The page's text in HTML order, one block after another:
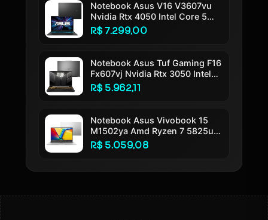
Notebook Asus V16 V3607vu
Nvidia Rtx 4050 Intel Core 5
210h 16gb Ram 512gb Ssd
Windows 11 Home Tela 16 Led
Rp306w Preto
R$ 7.299,00
Notebook Asus Tuf Gaming F16
Fx607vj Nvidia Rtx 3050 Intel
Core 5 210h 16gb Ram 512gb
Ssd Linux Keepos Tela 16 Nível
R$ 5.962,11
Notebook Asus Vivobook 15
M1502ya Amd Ryzen 7 5825u
16gb Ram 512gb Ssd Windows
11 Home Tela 15.6 Led Fhd
R$ 5.059,08